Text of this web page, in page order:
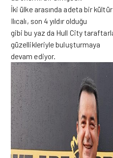
İki ülke arasında adeta bir
Ilıcalı, son 4 yıldır olduğu
gibi bu yaz da Hull City
güzellikleriyle buluşturmaya
devam ediyor.